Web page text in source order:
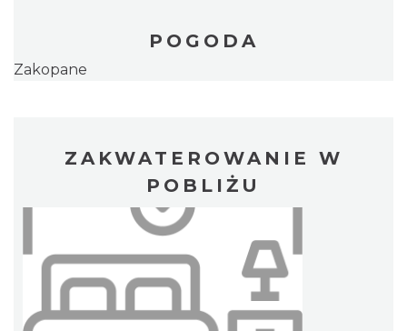
POGODA
Zakopane
ZAKWATEROWANIE W
POBLIŻU